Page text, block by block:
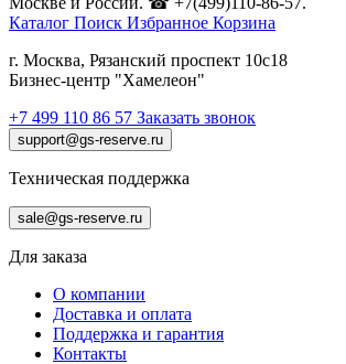
Каталог Поиск Избранное Корзина
г. Москва, Рязанский проспект 10с18
Бизнес-центр "Хамелеон"
+7 499 110 86 57 Заказать звонок
support@gs-reserve.ru
Техническая поддержка
sale@gs-reserve.ru
Для заказа
О компании
Доставка и оплата
Поддержка и гарантия
Контакты